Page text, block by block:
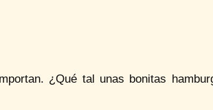
¿Qué tal unas bonitas